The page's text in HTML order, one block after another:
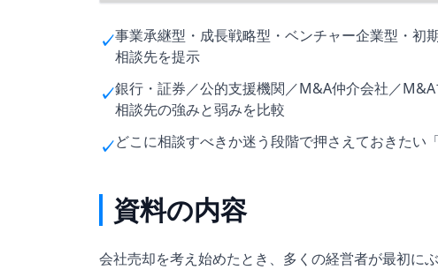
✓事業承継型・成長戦略型・ベンチャー企業型・初
相談先を提示
✓銀行・証券／公的支援機関／M&A仲介会社／
相談先の強みと弱みを比較
✓どこに相談すべきか迷う段階で押さえておきたい
資料の内容
会社売却を考え始めたとき、多くの経営者が最初に